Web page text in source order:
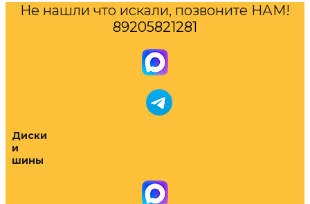
Не нашли что искали, позвоните НАМ!
89205821281
Диски
и
шины